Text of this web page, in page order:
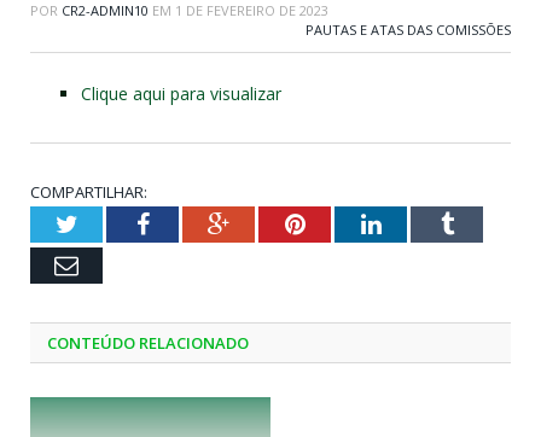
POR CR2-ADMIN10 EM 1 DE FEVEREIRO DE 2023
PAUTAS E ATAS DAS COMISSÕES
Clique aqui para visualizar
COMPARTILHAR:
TwitterFacebookGoogle+PinterestLinkedInTumblr
Email
CONTEÚDO RELACIONADO